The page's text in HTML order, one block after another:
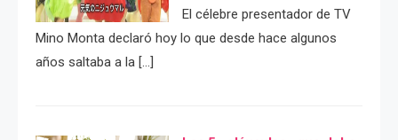
El célebre presentador de TV
Mino Monta declaró hoy lo que desde hace algunos
años saltaba a la […]